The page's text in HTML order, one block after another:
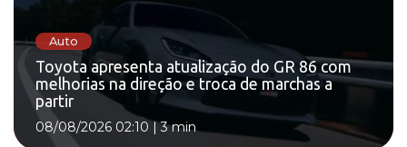
Auto
Toyota apresenta atualização do GR 86 com
melhorias na direção e troca de marchas a
partir
08/08/2026 02:10 |3 min